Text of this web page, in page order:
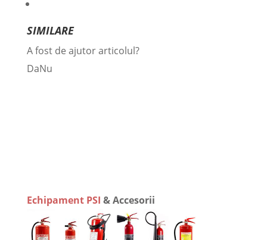
SIMILARE
A fost de ajutor articolul?
DaNu
Echipament PSI & Accesorii